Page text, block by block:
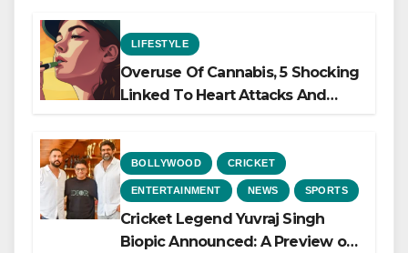
LIFESTYLE
Overuse Of Cannabis, 5 Shocking
Linked To Heart Attacks And
BOLLYWOOD CRICKET
ENTERTAINMENT NEWS SPORTS
Cricket Legend Yuvraj Singh
Biopic Announced: A Preview of